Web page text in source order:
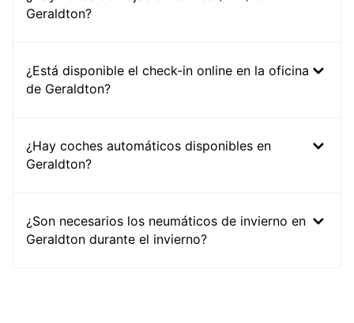
Geraldton?
¿Está disponible el check-in online en la oficina
de Geraldton?
¿Hay coches automáticos disponibles en
Geraldton?
¿Son necesarios los neumáticos de invierno en
Geraldton durante el invierno?